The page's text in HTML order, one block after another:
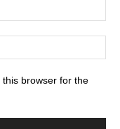
browser for the